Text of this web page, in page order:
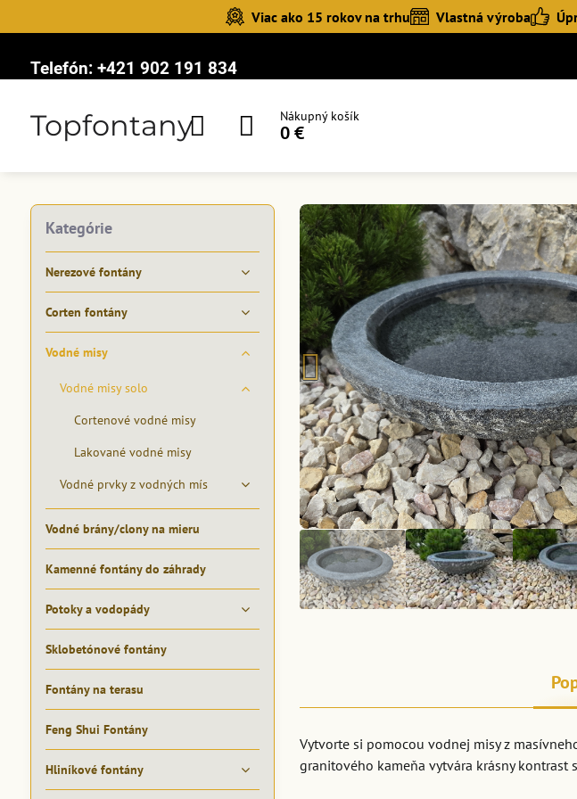
Viac ako 15 rokov na trhu Vlastná výroba
Telefón: +421 902 191 834
Topfontany Nákupný košík
0 €
Vytvorte si pomocou vodnej misy z
granitového kameňa vytvára krásny
Kategórie
Nerezové fontány
Corten fontány
Vodné misy
Vodné misy solo
Cortenové vodné misy
Lakované vodné misy
Vodné prvky z vodných mís
Vodné brány/clony na mieru
Kamenné fontány do záhrady
Potoky a vodopády
Sklobetónové fontány
Fontány na terasu
Feng Shui Fontány
Hliníkové fontány